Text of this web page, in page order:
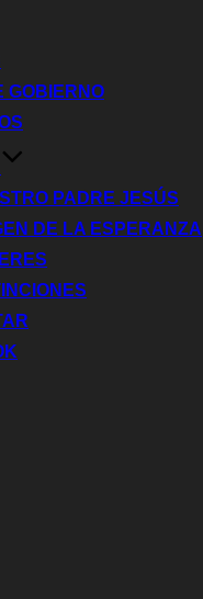
GOBIERNO
PADRE JESÚS
DE LA ESPERANZA